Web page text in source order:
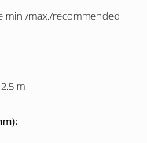
min./max./recommended
m